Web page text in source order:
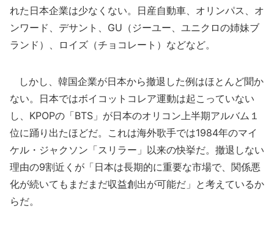
れた日本企業は少なくない。日産自動車、オリンパス、オ
ンワード、デサント、GU（ジーユー、ユニクロの姉妹ブ
ランド）、ロイズ（チョコレート）などなど。
しかし、韓国企業が日本から撤退した例はほとんど聞か
ない。日本ではボイコットコレア運動は起こっていない
し、KPOPの「BTS」が日本のオリコン上半期アルバム１
位に踊り出たほどだ。これは海外歌手では1984年のマイ
ケル・ジャクソン「スリラー」以来の快挙だ。撤退しない
理由の9割近くが「日本は長期的に重要な市場で、関係悪
化が続いてもまだまだ収益創出が可能だ」と考えているか
らだ。